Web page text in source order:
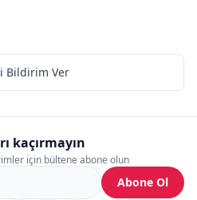
Bildirim Ver
kaçırmayın
için bültene abone olun
Abone Ol